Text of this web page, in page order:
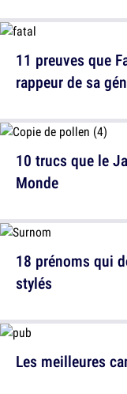
10 trucs que le
Monde
Les meilleures
11 preuves que
rappeur de sa
18 prénoms qui
stylés